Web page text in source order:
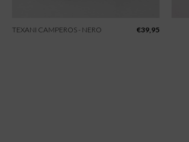
TEXANI CAMPEROS - NERO €39,95